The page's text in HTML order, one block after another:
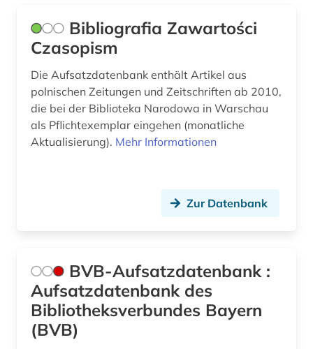
Bibliografia Zawartości
Czasopism
Die Aufsatzdatenbank enthält Artikel aus
polnischen Zeitungen und Zeitschriften ab 2010,
die bei der Biblioteka Narodowa in Warschau
als Pflichtexemplar eingehen (monatliche
Aktualisierung). Mehr Informationen
Zur Datenbank
BVB-Aufsatzdatenbank :
Aufsatzdatenbank des
Bibliotheksverbundes Bayern
(BVB)